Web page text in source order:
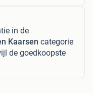
in de
Kaarsen categorie
de goedkoopste